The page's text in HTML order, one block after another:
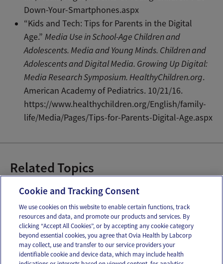
Down-Your-Smartphones.aspx
“Kids and Tech: Tips for Parents in the Digital
Age.”Media Use in School-Age Children and
Adolescents. Media and Young Minds. Children and
Adolescents and Digital Media. Growing Up Digital:
Media Research Symposium. HealthyChildren.org.
American Academy of Pediatrics. 10/21/16.
https://www.healthychildren.org/English/family-
life/Media/Pages/Tips-for-Parents-Digital-Age.aspx
Related Topics
Tiempo de pantalla para el bebé
Email Text
Cookie and Tracking Consent
We use cookies on this website to enable certain functions, track
resources and data, and promote our products and services. By
clicking “Accept All Cookies”, or by accepting any cookie category
beyond essential cookies, you agree that Ovia Health by Labcorp
may collect, use and transfer to our service providers your
identifiable cookie and device data, which may include health